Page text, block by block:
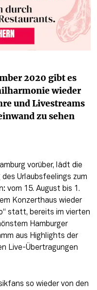
2020 gibt es
wieder
und Livestreams
zu sehen
vorüber, lädt die
des Urlaubsfeelings zum
vom 15. August bis 1.
Konzerthaus wieder
statt, bereits im vierten
Hamburger
aus Highlights der
Live-Übertragungen
so wieder von den